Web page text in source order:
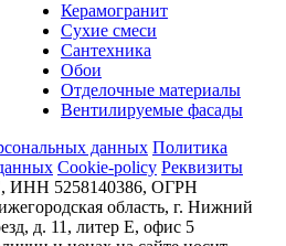
Керамогранит
Сухие смеси
Сантехника
Обои
Отделочные материалы
Вентилируемые фасады
данных Политика
Cookie-policy Реквизиты
5258140386, ОГРН
область, г. Нижний
д. 11, литер Е, офис 5